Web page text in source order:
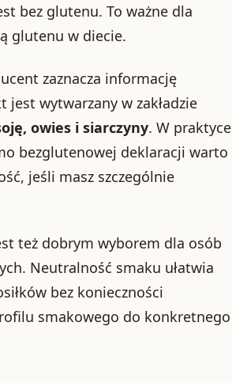
bez glutenu. To ważne dla
glutenu w diecie.
zaznacza informację
jest wytwarzany w zakładzie
owies i siarczyny. W praktyce
bezglutenowej deklaracji warto
jeśli masz szczególnie
też dobrym wyborem dla osób
Neutralność smaku ułatwia
bez konieczności
smakowego do konkretnego